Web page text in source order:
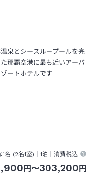
泉とシースループールを完
那覇空港に最も近いアーバ
ゾートホテルです
1名 (2名1室)｜1泊 ｜消費税込
円 〜303,200 円